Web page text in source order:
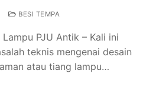
BESI TEMPA
PJU Antik – Kali ini
teknis mengenai desain
atau tiang lampu…